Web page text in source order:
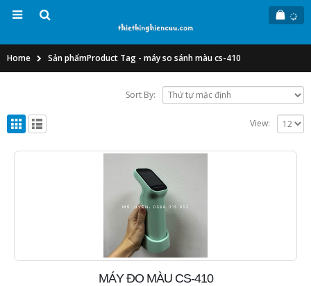
Home Sản phẩmProduct Tag - máy so sánh màu cs-410
Sort By:
View:
MÁY ĐO MÀU CS-410